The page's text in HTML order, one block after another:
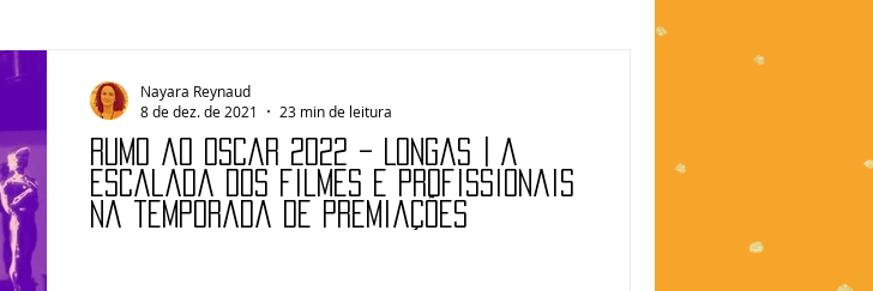
Rumo ao Oscar 2022 – Longas | A
escalada dos filmes e profissionais
na temporada de premiações
Nayara Reynaud
8 de dez. de 2021
23 min de leitura